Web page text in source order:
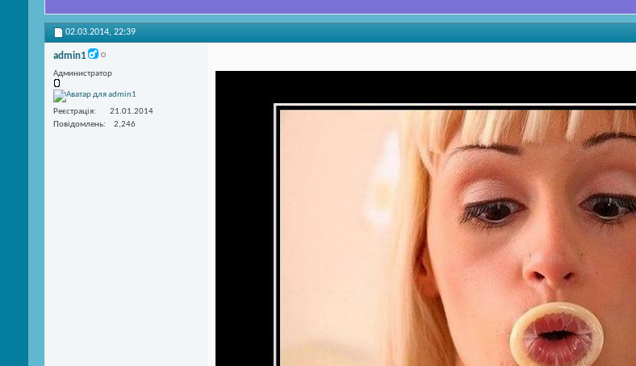
02.03.2014, 22:39
admin1
Администратор
Реєстрація
21.01.2014
Повідомлень
2,246